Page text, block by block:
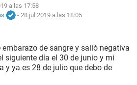
a las 17:58
- 28 jul 2019 a las 18:05
de sangre y salió negativa
siguiente día el 30 de junio y mi
y ya es 28 de julio que debo de